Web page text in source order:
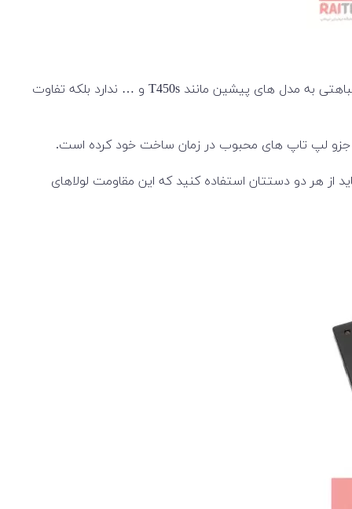
لپ تاپ Lenovo ThinkPad T460s یک لپ تاپ استوک صنعتی می باشد و برخلاف آنچه که بیشتر کاربران فکر می کنند نه فقط چندان شباهتی به مدل های پیشین مانند T450s و … ندارد بلکه تفاوت
جزو لپ تاپ های محبوب در زمان ساخت خود کرده است.
از هر دو دستتان استفاده کنید که این مقاومت لولاهای